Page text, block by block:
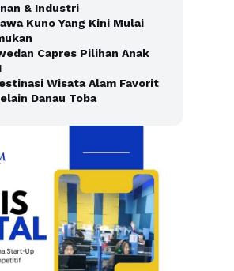
& Industri
Kuno Yang Kini Mulai
Capres Pilihan Anak
Wisata Alam Favorit
Danau Toba